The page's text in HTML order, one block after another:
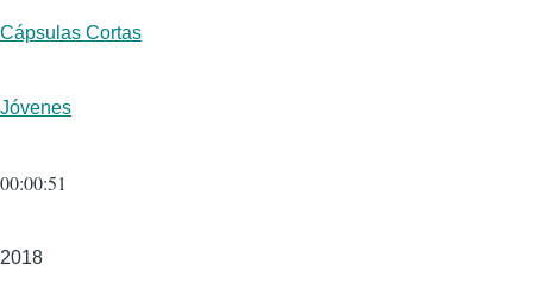
Formato
Cápsulas Cortas
Público
Jóvenes
Duración
00:00:51
Año
2018